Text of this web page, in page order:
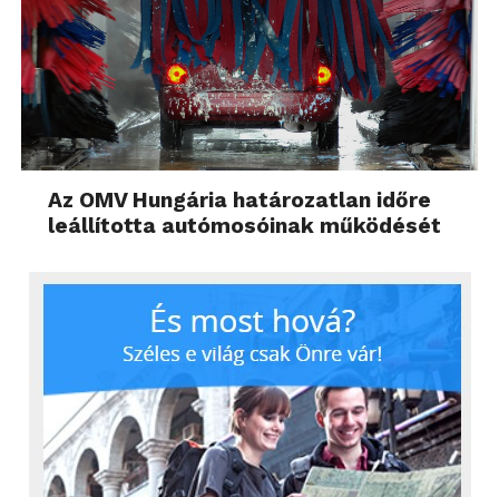
Az OMV Hungária határozatlan időre
leállította autómosóinak működését